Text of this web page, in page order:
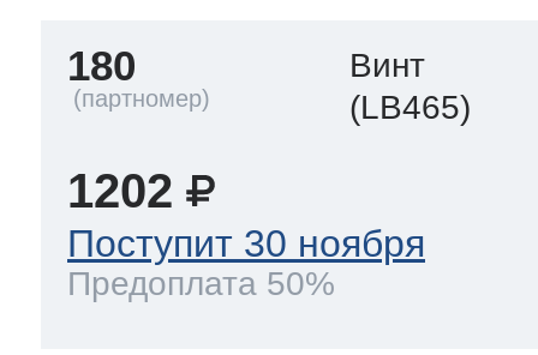
180
Винт
(LB465)
1202
Поступит 30 ноября
Предоплата 50%